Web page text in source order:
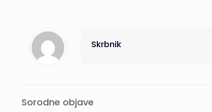
Skrbnik
Sorodne objave